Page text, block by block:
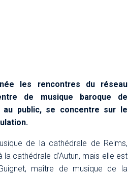
les rencontres du réseau
de musique baroque de
au public, se concentre sur le
de la cathédrale de Reims,
cathédrale d’Autun, mais elle est
maître de musique de la